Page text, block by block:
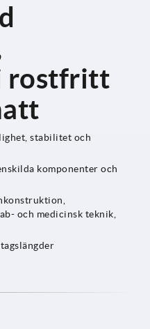
rostfritt
stabilitet och
komponenter och
och medicinsk teknik,